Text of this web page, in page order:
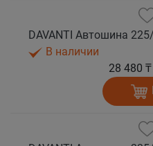
В наличии
28 480 ₸